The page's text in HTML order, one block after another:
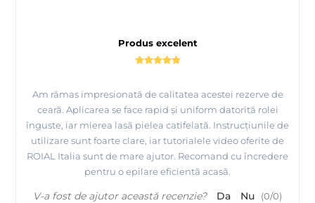
Produs excelent
Am rămas impresionată de calitatea acestei rezerve de
ceară. Aplicarea se face rapid și uniform datorită rolei
înguste, iar mierea lasă pielea catifelată. Instrucțiunile de
utilizare sunt foarte clare, iar tutorialele video oferite de
ROIAL Italia sunt de mare ajutor. Recomand cu încredere
pentru o epilare eficientă acasă.
V-a fost de ajutor această recenzie? Da Nu (0/0)